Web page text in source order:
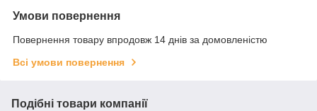
Умови повернення
Повернення товару впродовж 14 днів за домовленістю
Всі умови повернення
Подібні товари компанії